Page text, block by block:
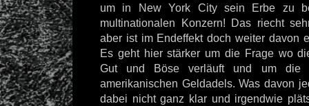
um in New York City sein Erbe zu
multinationalen Konzern! Das riecht
aber ist im Endeffekt doch weiter davon
Es geht hier stärker um die Frage wo
Gut und Böse verläuft und um die
amerikanischen Geldadels. Was davon
dabei nicht ganz klar und irgendwie